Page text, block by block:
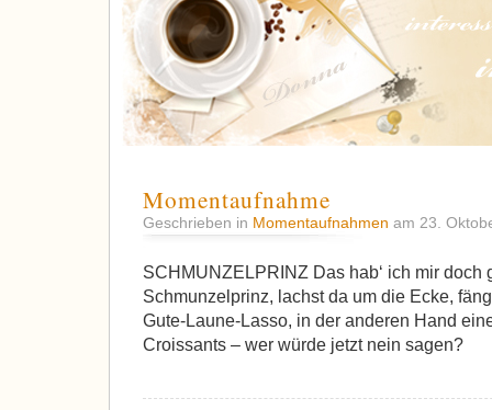
Momentaufnahme
Geschrieben in Momentaufnahmen am 23.
SCHMUNZELPRINZ Das hab‘ ich mir doch
Schmunzelprinz, lachst da um die Ecke,
Gute-Laune-Lasso, in der anderen Hand
Croissants – wer würde jetzt nein sagen?